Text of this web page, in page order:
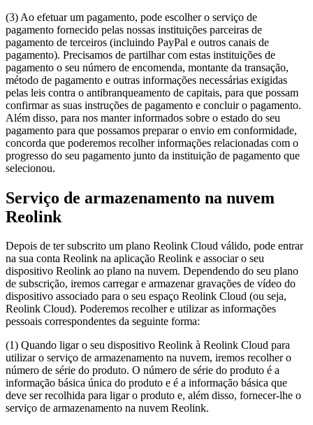
(3) Ao efetuar um pagamento, pode escolher o serviço de
pagamento fornecido pelas nossas instituições parceiras de
pagamento de terceiros (incluindo PayPal e outros canais de
pagamento). Precisamos de partilhar com estas instituições de
pagamento o seu número de encomenda, montante da transação,
método de pagamento e outras informações necessárias exigidas
pelas leis contra o antibranqueamento de capitais, para que possam
confirmar as suas instruções de pagamento e concluir o pagamento.
Além disso, para nos manter informados sobre o estado do seu
pagamento para que possamos preparar o envio em conformidade,
concorda que poderemos recolher informações relacionadas com o
progresso do seu pagamento junto da instituição de pagamento que
selecionou.
Serviço de armazenamento na nuvem
Reolink
Depois de ter subscrito um plano Reolink Cloud válido, pode entrar
na sua conta Reolink na aplicação Reolink e associar o seu
dispositivo Reolink ao plano na nuvem. Dependendo do seu plano
de subscrição, iremos carregar e armazenar gravações de vídeo do
dispositivo associado para o seu espaço Reolink Cloud (ou seja,
Reolink Cloud). Poderemos recolher e utilizar as informações
pessoais correspondentes da seguinte forma:
(1) Quando ligar o seu dispositivo Reolink à Reolink Cloud para
utilizar o serviço de armazenamento na nuvem, iremos recolher o
número de série do produto. O número de série do produto é a
informação básica única do produto e é a informação básica que
deve ser recolhida para ligar o produto e, além disso, fornecer-lhe o
serviço de armazenamento na nuvem Reolink.